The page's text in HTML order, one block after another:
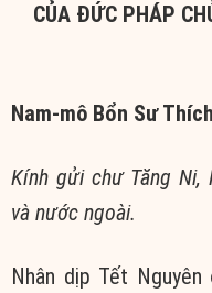
CỦA ĐỨC PHÁP
Nam-mô Bổn Sư
Kính gửi chư Tăng
và nước ngoài.
Nhân dịp Tết